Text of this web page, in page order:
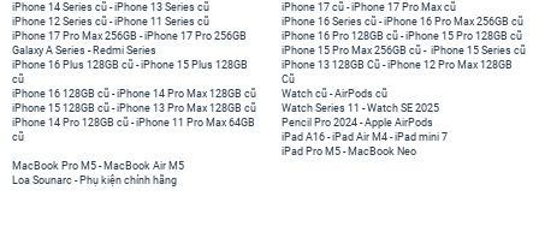
iPhone 14 Series cũ -iPhone 13 Series cũ
iPhone 12 Series cũ -iPhone 11 Series cũ
iPhone 17 Pro Max 256GB -iPhone 17 Pro 256GB
Galaxy A Series - Redmi Series
iPhone 17 cũ -iPhone 17 Pro Max cũ
iPhone 16 Series cũ - iPhone 16 Pro Max 256GB cũ
iPhone 16 Pro 128GB cũ -iPhone 15 Pro 128GB cũ
iPhone 15 Pro Max 256GB cũ - iPhone 15 Series cũ
iPhone 16 Plus 128GB cũ -iPhone 15 Plus 128GB
cũ
iPhone 16 128GB cũ -iPhone 14 Pro Max 128GB cũ
iPhone 15 128GB cũ -iPhone 13 Pro Max 128GB cũ
iPhone 14 Pro 128GB cũ -iPhone 11 Pro Max 64GB
cũ
iPhone 13 128GB Cũ -iPhone 12 Pro Max 128GB
Cũ
Watch cũ -AirPods cũ
Watch Series 11 -Watch SE 2025
Pencil Pro 2024 -Apple AirPods
iPad A16 -iPad Air M4 -iPad mini 7
iPad Pro M5 - MacBook Neo
MacBook Pro M5 - MacBook Air M5
Loa Sounarc - Phụ kiện chính hãng